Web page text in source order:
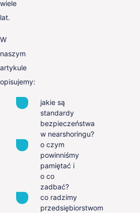
wiele
lat.
W
naszym
artykule
opisujemy:
jakie są
standardy
bezpieczeństwa
w nearshoringu?
o czym
powinniśmy
pamiętać i
o co
zadbać?
co radzimy
przedsiębiorstwom